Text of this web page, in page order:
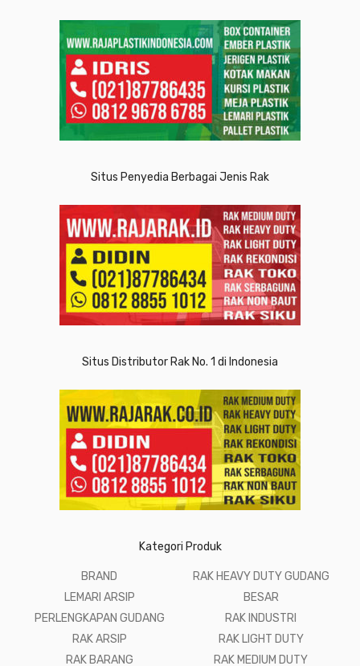
Situs Penyedia Berbagai Jenis Rak
Situs Distributor Rak No. 1 di Indonesia
Kategori Produk
BRAND
LEMARI ARSIP
PERLENGKAPAN GUDANG
RAK ARSIP
RAK BARANG
RAK HEAVY DUTY GUDANG
BESAR
RAK INDUSTRI
RAK LIGHT DUTY
RAK MEDIUM DUTY